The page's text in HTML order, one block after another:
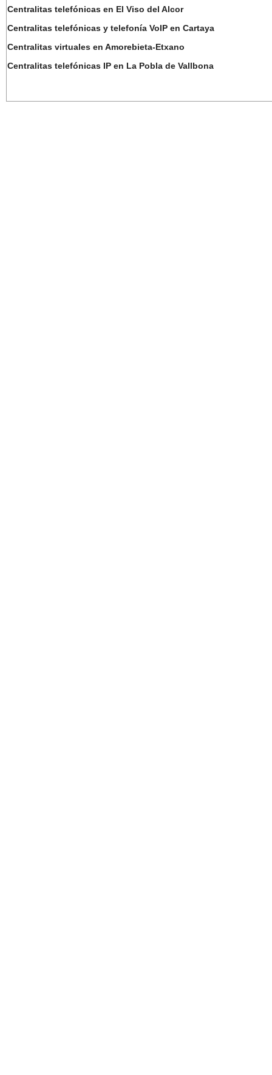
Centralitas telefónicas en El Viso del Alcor
Centralitas telefónicas y telefonía VoIP en Cartaya
Centralitas virtuales en Amorebieta-Etxano
Centralitas telefónicas IP en La Pobla de Vallbona